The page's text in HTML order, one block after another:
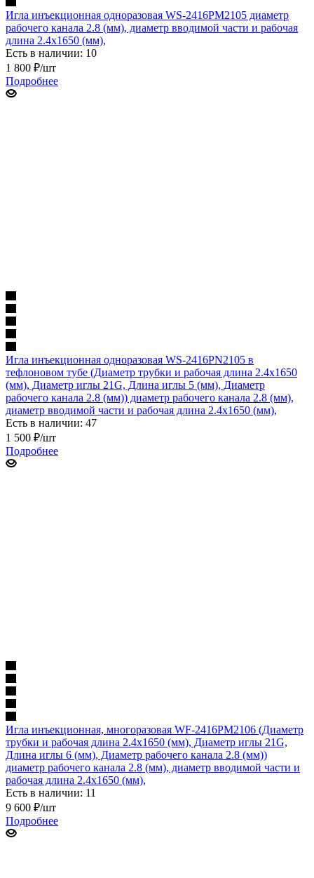
Игла инъекционная одноразовая WS-2416PM2105 диаметр
рабочего канала 2.8 (мм), диаметр вводимой части и рабочая
длина 2.4х1650 (мм),
Есть в наличии: 10
1 800 ₽/шт
Подробнее
Игла инъекционная одноразовая WS-2416PN2105 в
тефлоновом тубе (Диаметр трубки и рабочая длина 2.4х1650
(мм), Диаметр иглы 21G, Длина иглы 5 (мм), Диаметр
рабочего канала 2.8 (мм)) диаметр рабочего канала 2.8 (мм),
диаметр вводимой части и рабочая длина 2.4х1650 (мм),
Есть в наличии: 47
1 500 ₽/шт
Подробнее
Игла инъекционная, многоразовая WF-2416PM2106 (Диаметр
трубки и рабочая длина 2.4х1650 (мм), Диаметр иглы 21G,
Длина иглы 6 (мм), Диаметр рабочего канала 2.8 (мм))
диаметр рабочего канала 2.8 (мм), диаметр вводимой части и
рабочая длина 2.4х1650 (мм),
Есть в наличии: 11
9 600 ₽/шт
Подробнее